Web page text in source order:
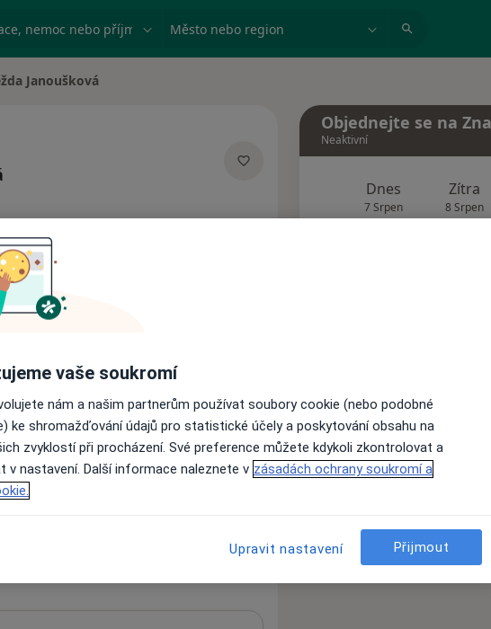
nemoc nebo příjmení Město nebo region
Janoušková
Rezervovat termín
Názory pacientů
nejsou k dispozici
informace o svých službách.
Objednejte se na
Neaktivní
Dnes
7 Srpen
Zítra
8 Srpen
Tento specialista
termínu
vaše soukromí
nám a našim partnerům používat soubory cookie (nebo podobné
ke shromažďování údajů pro statistické účely a poskytování obsahu na
zvyklostí při procházení. Své preference můžete kdykoli zkontrolovat a
v nastavení. Další informace naleznete v zásadách ochrany soukromí a
Upravit nastavení Přijmout